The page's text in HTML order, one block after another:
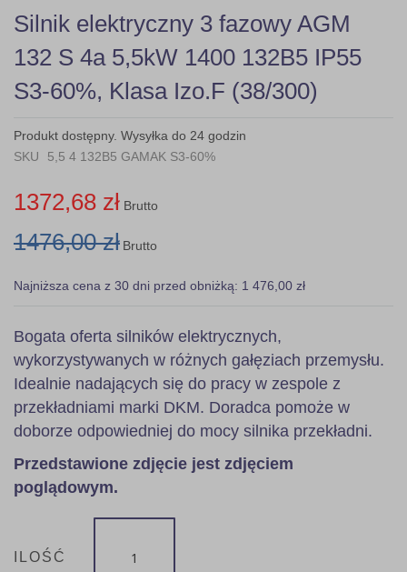
Skip
to
the
beginning
of
the
gallery
Silnik elektryczny 3 fazowy AGM
132 S 4a 5,5kW 1400 132B5 IP55
S3-60%, Klasa Izo.F (38/300)
Produkt dostępny. Wysyłka do 24 godzin
SKU
5,5 4 132B5 GAMAK S3-60%
1372,68 zł Brutto
1476,00 zł Brutto
Najniższa cena z 30 dni przed obniżką: 1 476,00 zł
Bogata oferta silników elektrycznych,
wykorzystywanych w różnych gałęziach przemysłu.
Idealnie nadających się do pracy w zespole z
przekładniami marki DKM. Doradca pomoże w
doborze odpowiedniej do mocy silnika przekładni.
Przedstawione zdjęcie jest zdjęciem
poglądowym.
ILOŚĆ